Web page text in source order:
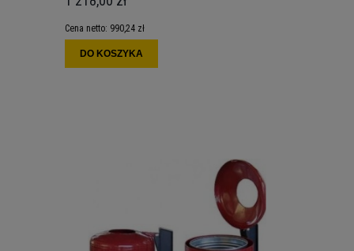
Cena netto: 990,24 zł
DO KOSZYKA